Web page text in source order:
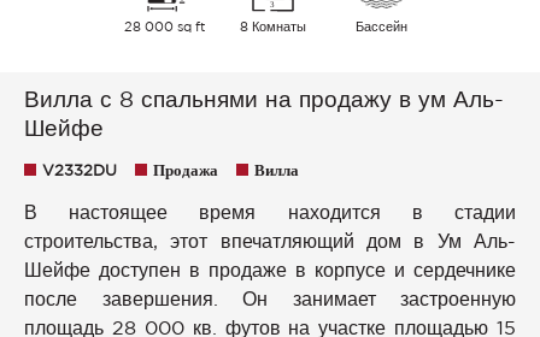
28 000 sq ft 8 Комнаты Бассейн
Вилла с 8 спальнями на продажу в ум Аль-
Шейфе
V2332DU Продажа Вилла
В настоящее время находится в стадии
строительства, этот впечатляющий дом в Ум Аль-
Шейфе доступен в продаже в корпусе и сердечнике
после завершения. Он занимает застроенную
площадь 28 000 кв. футов на участке площадью 15